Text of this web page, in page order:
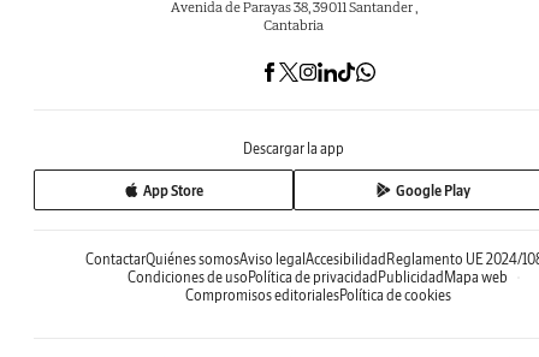
Avenida de Parayas 38, 39011 Santander ,
Cantabria
Descargar la app
App Store Google Play
ContactarQuiénes somosAviso legal Accesibilidad Reglamento UE 2024/
Condiciones de uso Política de privacidad Publicidad Mapa web
Compromisos editorialesPolítica de cookies